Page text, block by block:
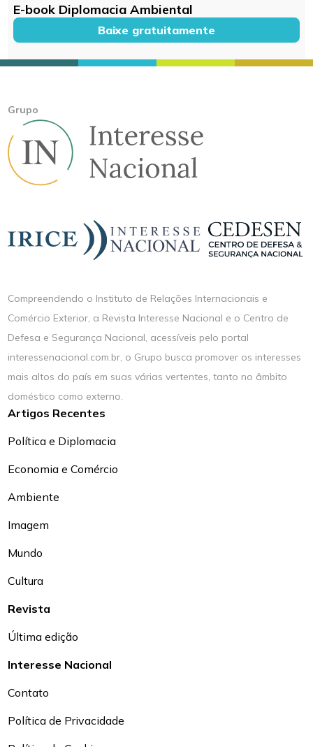
E-book Diplomacia Ambiental
Baixe gratuitamente
Grupo
Compreendendo o Instituto de Relações Internacionais e
Comércio Exterior, a Revista Interesse Nacional e o Centro de
Defesa e Segurança Nacional, acessíveis pelo portal
interessenacional.com.br, o Grupo busca promover os interesses
mais altos do país em suas várias vertentes, tanto no âmbito
doméstico como externo.
Artigos Recentes
Política e Diplomacia
Economia e Comércio
Ambiente
Imagem
Mundo
Cultura
Revista
Última edição
Interesse Nacional
Contato
Política de Privacidade